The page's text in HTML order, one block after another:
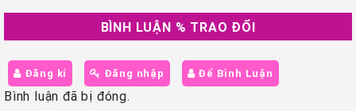
BÌNH LUẬN % TRAO ĐỔI
Đăng kí Đăng nhập Để Bình Luận
Bình luận đã bị đóng.